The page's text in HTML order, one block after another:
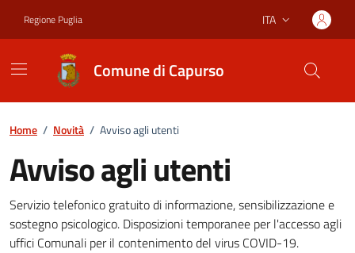
Regione Puglia Lingua attiva:
ITA
Comune di Capurso
Home / Novità / Avviso agli utenti
Avviso agli utenti
Dettagli della notizia
Servizio telefonico gratuito di informazione, sensibilizzazione e
sostegno psicologico. Disposizioni temporanee per l'accesso agli
uffici Comunali per il contenimento del virus COVID-19.